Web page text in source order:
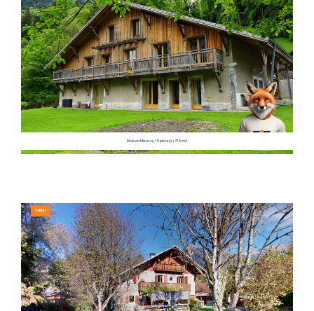
Maison Mieussy 10 pièce(s) 315 m2
VENDU